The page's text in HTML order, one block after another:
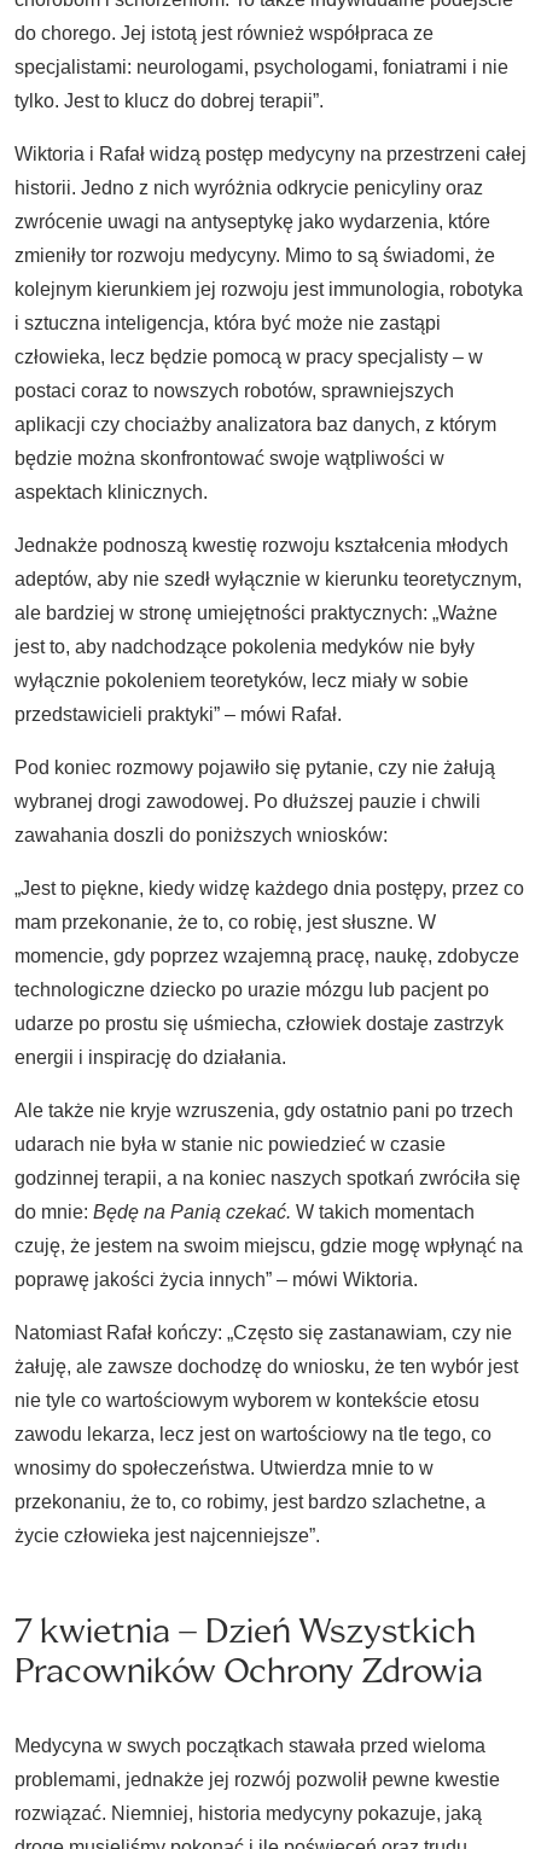
do chorego. Jej istotą jest również współpraca ze
specjalistami: neurologami, psychologami, foniatrami i nie
tylko. Jest to klucz do dobrej terapii”.
Wiktoria i Rafał widzą postęp medycyny na przestrzeni całej
historii. Jedno z nich wyróżnia odkrycie penicyliny oraz
zwrócenie uwagi na antyseptykę jako wydarzenia, które
zmieniły tor rozwoju medycyny. Mimo to są świadomi, że
kolejnym kierunkiem jej rozwoju jest immunologia, robotyka
i sztuczna inteligencja, która być może nie zastąpi
człowieka, lecz będzie pomocą w pracy specjalisty – w
postaci coraz to nowszych robotów, sprawniejszych
aplikacji czy chociażby analizatora baz danych, z którym
będzie można skonfrontować swoje wątpliwości w
aspektach klinicznych.
Jednakże podnoszą kwestię rozwoju kształcenia młodych
adeptów, aby nie szedł wyłącznie w kierunku teoretycznym,
ale bardziej w stronę umiejętności praktycznych: „Ważne
jest to, aby nadchodzące pokolenia medyków nie były
wyłącznie pokoleniem teoretyków, lecz miały w sobie
przedstawicieli praktyki” – mówi Rafał.
Pod koniec rozmowy pojawiło się pytanie, czy nie żałują
wybranej drogi zawodowej. Po dłuższej pauzie i chwili
zawahania doszli do poniższych wniosków:
„Jest to piękne, kiedy widzę każdego dnia postępy, przez co
mam przekonanie, że to, co robię, jest słuszne. W
momencie, gdy poprzez wzajemną pracę, naukę, zdobycze
technologiczne dziecko po urazie mózgu lub pacjent po
udarze po prostu się uśmiecha, człowiek dostaje zastrzyk
energii i inspirację do działania.
Ale także nie kryje wzruszenia, gdy ostatnio pani po trzech
udarach nie była w stanie nic powiedzieć w czasie
godzinnej terapii, a na koniec naszych spotkań zwróciła się
do mnie: Będę na Panią czekać. W takich momentach
czuję, że jestem na swoim miejscu, gdzie mogę wpłynąć na
poprawę jakości życia innych” – mówi Wiktoria.
Natomiast Rafał kończy: „Często się zastanawiam, czy nie
żałuję, ale zawsze dochodzę do wniosku, że ten wybór jest
nie tyle co wartościowym wyborem w kontekście etosu
zawodu lekarza, lecz jest on wartościowy na tle tego, co
wnosimy do społeczeństwa. Utwierdza mnie to w
przekonaniu, że to, co robimy, jest bardzo szlachetne, a
życie człowieka jest najcenniejsze”.
7 kwietnia – Dzień Wszystkich
Pracowników Ochrony Zdrowia
Medycyna w swych początkach stawała przed wieloma
problemami, jednakże jej rozwój pozwolił pewne kwestie
rozwiązać. Niemniej, historia medycyny pokazuje, jaką